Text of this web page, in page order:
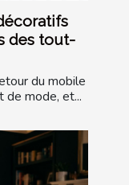
des tout-
du mobile
de mode, et...